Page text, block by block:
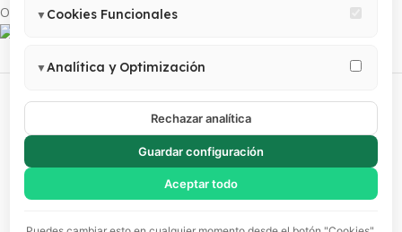
Obtén más de tu INSTAX
Filtros
Comparar
Lista de deseos
▼ Cookies Funcionales
sesión, preferencias de usuario). Estas cookies no pueden
▼Analítica y Optimización
mejorar la experiencia. Incluye Google Analytics 4, Google Tag
Manager y Meta Pixel.
Rechazar analítica
Guardar configuración
Aceptar todo